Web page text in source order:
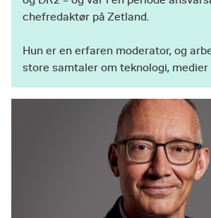
chefredaktør på Zetland.
Hun er en erfaren moderator, og
store samtaler om teknologi, medier